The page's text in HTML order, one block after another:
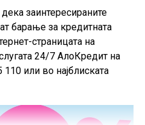
заинтересираните
барање за кредитната
страницата на
24/7 АлоКредит на
или во најблиската